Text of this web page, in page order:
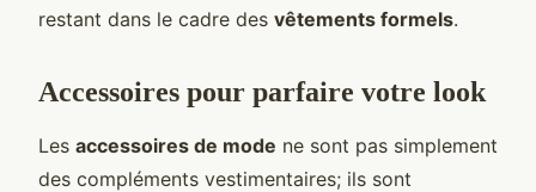
restant dans le cadre des vêtements formels.
Accessoires pour parfaire votre look
Les accessoires de mode ne sont pas simplement
des compléments vestimentaires; ils sont